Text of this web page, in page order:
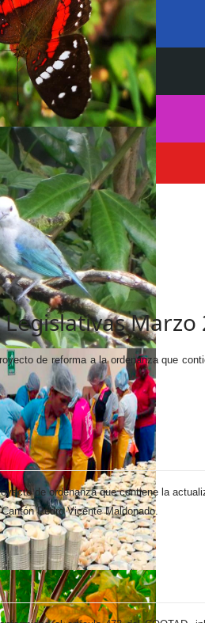
Marzo
de reforma a la ordenanza que
de ordenanza que contiene la
Pedro Vicente Maldonado.